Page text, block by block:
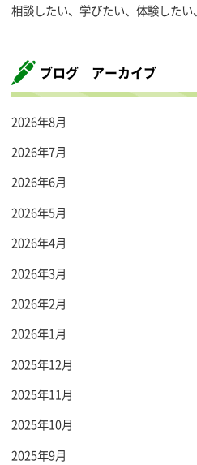
相談したい、学びたい、体験した
ブログ アーカイブ
2026年8月
2026年7月
2026年6月
2026年5月
2026年4月
2026年3月
2026年2月
2026年1月
2025年12月
2025年11月
2025年10月
2025年9月